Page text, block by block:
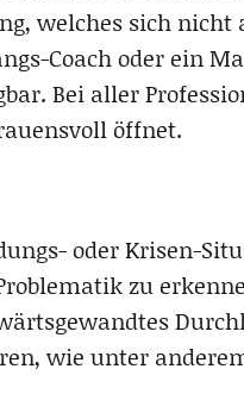
welches sich nicht
Coach oder ein
Bei aller
öffnet.
oder Krisen-
zu
wie unter